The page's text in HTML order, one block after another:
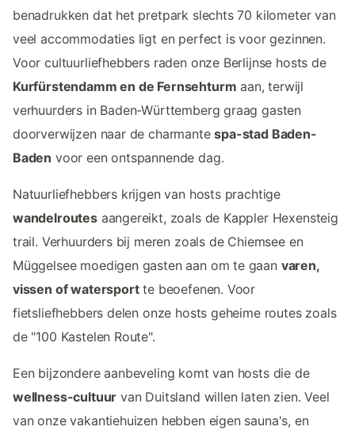
benadrukken dat het pretpark slechts 70 kilometer van
veel accommodaties ligt en perfect is voor gezinnen.
Voor cultuurliefhebbers raden onze Berlijnse hosts de
Kurfürstendamm en de Fernsehturm aan, terwijl
verhuurders in Baden-Württemberg graag gasten
doorverwijzen naar de charmantespa-stad Baden-
Baden voor een ontspannende dag.
Natuurliefhebbers krijgen van hosts prachtige
wandelroutesaangereikt, zoals de Kappler Hexensteig
trail. Verhuurders bij meren zoals de Chiemsee en
Müggelsee moedigen gasten aan om te gaan varen,
vissen of watersportte beoefenen. Voor
fietsliefhebbers delen onze hosts geheime routes zoals
de "100 Kastelen Route".
Een bijzondere aanbeveling komt van hosts die de
wellness-cultuur van Duitsland willen laten zien. Veel
van onze vakantiehuizen hebben eigen sauna's, en